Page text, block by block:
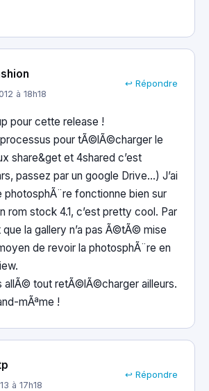
à 18h18
↩ Répondre
pour cette release !
pour tÃ©lÃ©charger le
share&get et 4shared c’est
passez par un google Drive…) J’ai
photosphÃ¨re fonctionne bien sur
rom stock 4.1, c’est pretty cool. Par
la gallery n’a pas Ã©tÃ© mise
de revoir la photosphÃ¨re en
allÃ© tout retÃ©lÃ©charger ailleurs.
mÃªme !
à 17h18
↩ Répondre